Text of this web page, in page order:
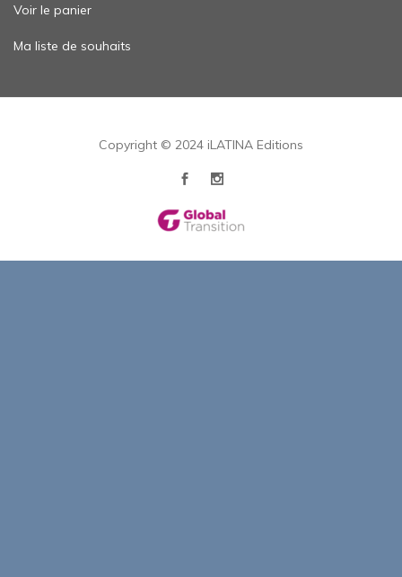
Voir le panier
Ma liste de souhaits
Copyright © 2024 iLATINA Editions